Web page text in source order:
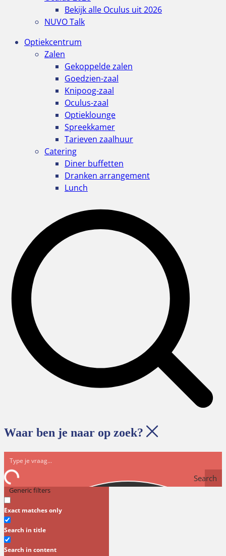
Bekijk alle Oculus uit 2026
NUVO Talk
Optiekcentrum
Zalen
Gekoppelde zalen
Goedzien-zaal
Knipoog-zaal
Oculus-zaal
Optieklounge
Spreekkamer
Tarieven zaalhuur
Catering
Diner buffetten
Dranken arrangement
Lunch
Waar ben je naar op zoek?
Search
Generic filters
Exact matches only
Search in title
Search in content